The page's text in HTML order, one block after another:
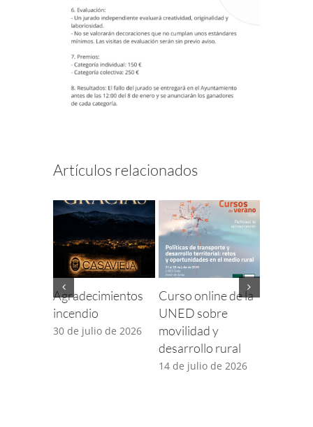
Artículos relacionados
Agradecimientos
incendio
30 de julio de 2026
Curso online de la
UNED sobre
movilidad y
desarrollo rural
14 de julio de 2026